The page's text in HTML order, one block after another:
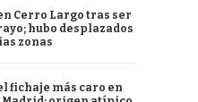
Cerro Largo tras ser
hubo desplazados
zonas
fichaje más caro en